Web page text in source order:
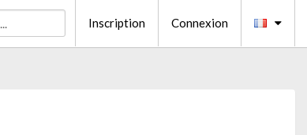
Inscription Connexion